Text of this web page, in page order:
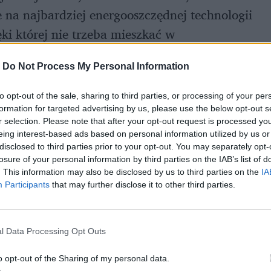
Do Not Process My Personal Information
opt-out of the sale, sharing to third parties, or processing of your
for targeted advertising by us, please use the below opt-out
selection. Please note that after your opt-out request is processed
interest-based ads based on personal information utilized by us
to third parties prior to your opt-out. You may separately
of your personal information by third parties on the IAB’s list of
This information may also be disclosed by us to third parties on the
Participants that may further disclose it to other third parties.
Data Processing Opt Outs
opt-out of the Sharing of my personal data.
najbardziej energooszczędnej technologii
której nie trzeba mieszkać w
swoje światła w poziomu
takim rozwiązaniem